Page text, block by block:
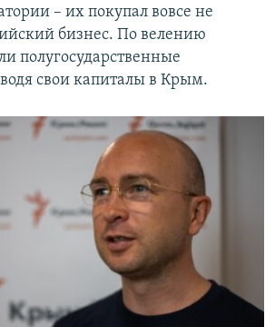
– их покупал вовсе не
бизнес. По велению
полугосударственные
свои капиталы в Крым.